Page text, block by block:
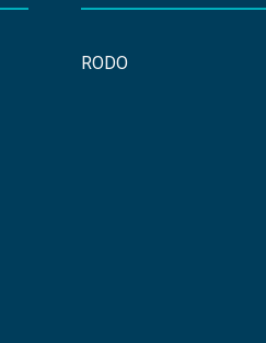
RODO